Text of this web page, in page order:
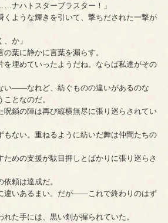
ナハトスターブラスター！」
ような輝きを引いて、撃ちだされた一撃が
か」
葉に静かに言葉を漏らす。
を埋めていったようだね。ならば私達がその
い――なれど、紡ぐものの違いがあるのな
となのだ。
鎖の陣は再び縦横無尽に張り巡らされてい
ない。重ねるように紡いだ舞は仲間たちの
めの支援が駄目押しとばかりに張り巡らさ
頼は達成だ。
違いあるまい。だが――これで終わりのはず
た手には、黒い剣が握られていた。